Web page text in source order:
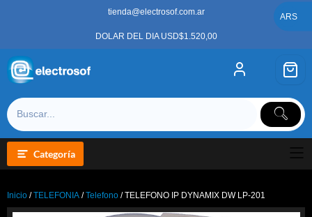
tienda@electrosof.com.ar
DOLAR DEL DIA USD$1.520,00
Categoría
Inicio /TELEFONIA /Telefono / TELEFONO IP DYNAMIX DW LP-201
ARS